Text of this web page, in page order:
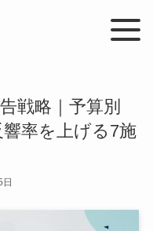
戦略｜予算別
率を上げる7施
日